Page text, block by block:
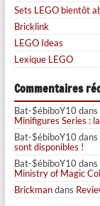
Sets LEGO bientôt
Bricklink
LEGO Ideas
Lexique LEGO
Commentaires
Bat-$ébiboY10dans
Minifigures Series :
Bat-$ébiboY10dans
sont disponibles !
Bat-$ébiboY10dans
Ministry of Magic
Brickmandans